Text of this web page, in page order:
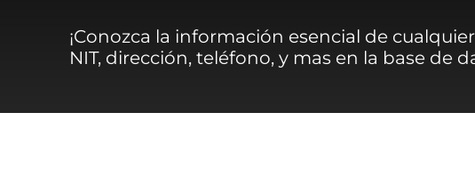
¡Conozca la información esencial de
NIT, dirección, teléfono, y mas en la base de